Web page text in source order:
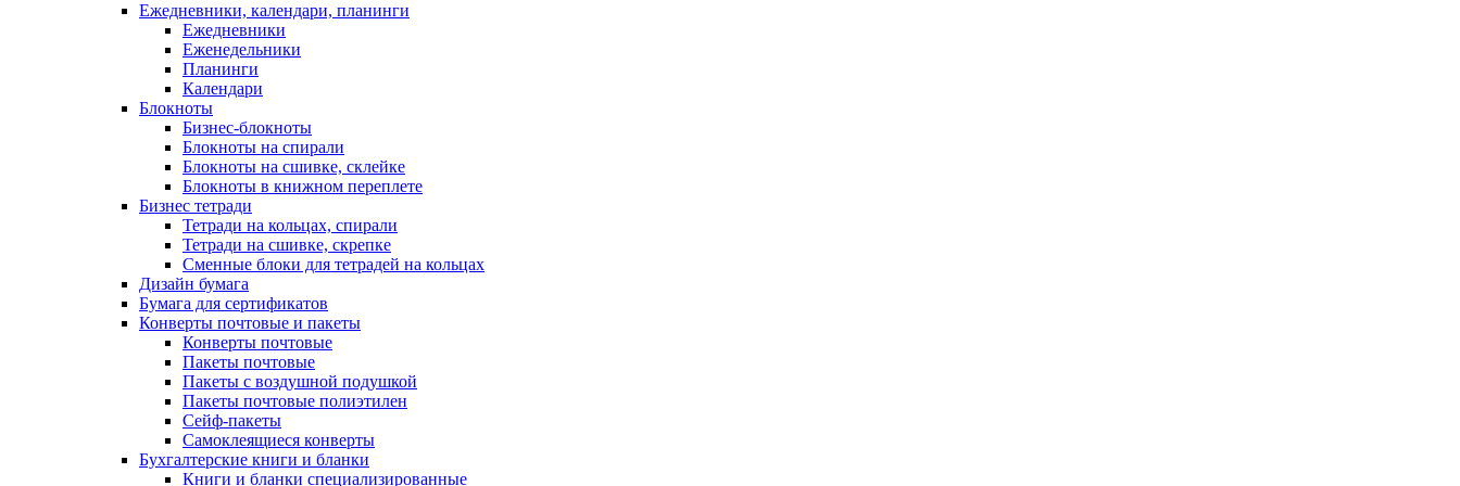
Ежедневники, календари, планинги
Ежедневники
Еженедельники
Планинги
Календари
Блокноты
Бизнес-блокноты
Блокноты на спирали
Блокноты на сшивке, склейке
Блокноты в книжном переплете
Бизнес тетради
Тетради на кольцах, спирали
Тетради на сшивке, скрепке
Сменные блоки для тетрадей на кольцах
Дизайн бумага
Бумага для сертификатов
Конверты почтовые и пакеты
Конверты почтовые
Пакеты почтовые
Пакеты с воздушной подушкой
Пакеты почтовые полиэтилен
Сейф-пакеты
Самоклеящиеся конверты
Бухгалтерские книги и бланки
Книги и бланки специализированные